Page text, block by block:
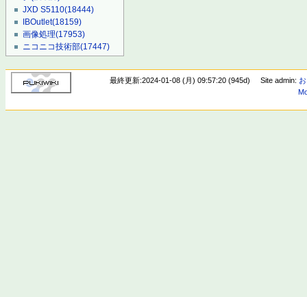
JXD S5110(18444)
IBOutlet(18159)
画像処理(17953)
ニコニコ技術部(17447)
最終更新:2024-01-08 (月) 09:57:20 (945d) Site admin: